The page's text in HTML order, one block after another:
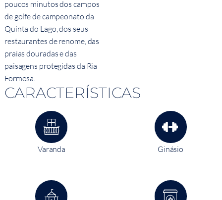
poucos minutos dos campos
de golfe de campeonato da
Quinta do Lago, dos seus
restaurantes de renome, das
praias douradas e das
paisagens protegidas da Ria
Formosa.
CARACTERÍSTICAS
Varanda Ginásio